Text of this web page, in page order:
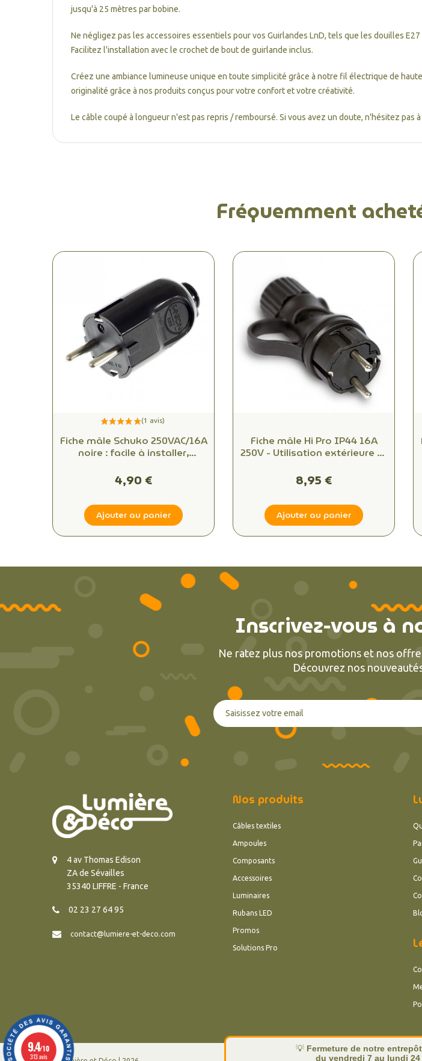
jusqu'à 25 mètres par bobine.
Ne négligez pas les accessoires essentiels pour vos Guirlandes LnD, tels que les douilles
Facilitez l'installation avec le crochet de bout de guirlande inclus.
Créez une ambiance lumineuse unique en toute simplicité grâce à notre fil électrique de
originalité grâce à nos produits conçus pour votre confort et votre créativité.
Le câble coupé à longueur n'est pas repris / remboursé. Si vous avez un doute, n'hésitez pas
Fréquemment
Fiche mâle Schuko 250VAC/16A
noire : facile à installer,
bureaux et espaces
commerciaux
4,90 €
Ajouter au panier
Fiche mâle Hi Pro IP44 16A
250V - Utilisation extérieure et
8,95 €
Ajouter au panier
Inscrivez-vous à
Ne ratez plus nos promotions et nos
Découvrez nos
4 av Thomas Edison
ZA de Sévailles
35340 LIFFRE - France
02 23 27 64 95
contact@lumiere-et-deco.com
Nos produits
Câbles textiles
Ampoules
Composants
Accessoires
Luminaires
Rubans LED
Promos
Solutions Pro
💡 Fermeture de notre
du vendredi 7 au lundi
9.4/10
313 avis